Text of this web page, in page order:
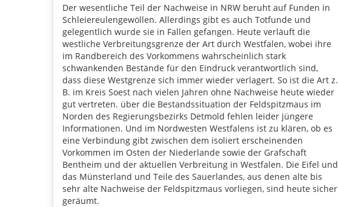
Der wesentliche Teil der Nachweise in NRW beruht auf Funden in
Schleiereulengewöllen. Allerdings gibt es auch Totfunde und
gelegentlich wurde sie in Fallen gefangen. Heute verläuft die
westliche Verbreitungsgrenze der Art durch Westfalen, wobei ihre
im Randbereich des Vorkommens wahrscheinlich stark
schwankenden Bestände für den Eindruck verantwortlich sind,
dass diese Westgrenze sich immer wieder verlagert. So ist die Art z.
B. im Kreis Soest nach vielen Jahren ohne Nachweise heute wieder
gut vertreten. über die Bestandssituation der Feldspitzmaus im
Norden des Regierungsbezirks Detmold fehlen leider jüngere
Informationen. Und im Nordwesten Westfalens ist zu klären, ob es
eine Verbindung gibt zwischen dem isoliert erscheinenden
Vorkommen im Osten der Niederlande sowie der Grafschaft
Bentheim und der aktuellen Verbreitung in Westfalen. Die Eifel und
das Münsterland und Teile des Sauerlandes, aus denen alte bis
sehr alte Nachweise der Feldspitzmaus vorliegen, sind heute sicher
geräumt.